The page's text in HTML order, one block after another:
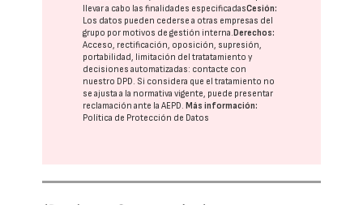
llevar a cabo las finalidades especificadasCesión:
Los datos pueden cederse a otras empresas del
grupo por motivos de gestión interna. Derechos:
Acceso, rectificación, oposición, supresión,
portabilidad, limitación del tratatamiento y
decisiones automatizadas: contacte con
nuestro DPD. Si considera que el tratamiento no
se ajusta a la normativa vigente, puede presentar
reclamación ante laAEPD. Más información:
Política de Protección de Datos